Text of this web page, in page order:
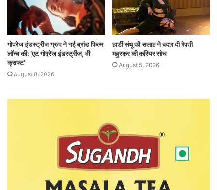
गोदरेज इंडस्ट्रीज ग्रुप ने नई ब्रांड फिल्म
लॉन्च की: ‘एट गोदरेज इंडस्ट्रीज, वी
क्राफ्ट’
August 8, 2026
हार्डी संधू की सलाह ने बदल दी रेवती
महुरकर की करियर सोच
August 5, 2026